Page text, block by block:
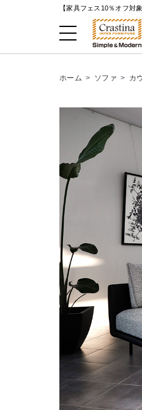
【家具フェス10％オフ対
ホーム > ソファ > カ